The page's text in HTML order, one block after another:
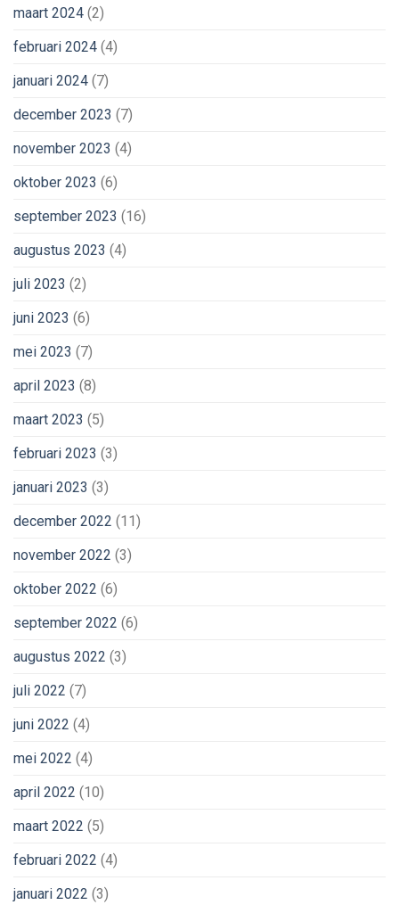
maart 2024 (2)
februari 2024 (4)
januari 2024 (7)
december 2023 (7)
november 2023 (4)
oktober 2023 (6)
september 2023 (16)
augustus 2023 (4)
juli 2023 (2)
juni 2023 (6)
mei 2023 (7)
april 2023 (8)
maart 2023 (5)
februari 2023 (3)
januari 2023 (3)
december 2022 (11)
november 2022 (3)
oktober 2022 (6)
september 2022 (6)
augustus 2022 (3)
juli 2022 (7)
juni 2022 (4)
mei 2022 (4)
april 2022 (10)
maart 2022 (5)
februari 2022 (4)
januari 2022 (3)